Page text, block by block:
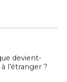
devient-
l’étranger ?